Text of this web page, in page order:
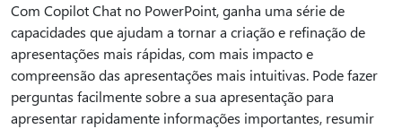
Com Copilot Chat no PowerPoint, ganha uma série de
capacidades que ajudam a tornar a criação e refinação de
apresentações mais rápidas, com mais impacto e
compreensão das apresentações mais intuitivas. Pode fazer
perguntas facilmente sobre a sua apresentação para
apresentar rapidamente informações importantes, resumir